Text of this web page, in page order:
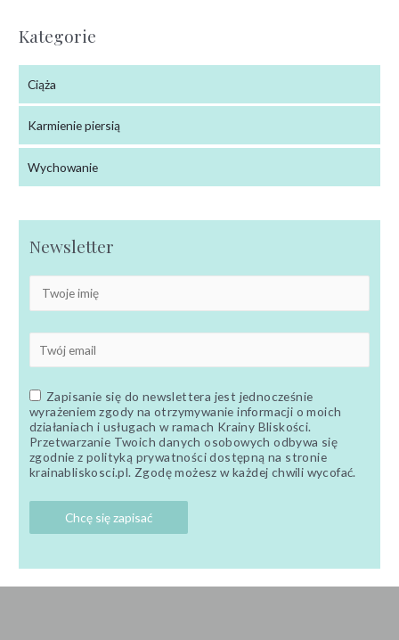
Kategorie
Ciąża
Karmienie piersią
Wychowanie
Newsletter
Zapisanie się do newslettera jest jednocześnie
wyrażeniem zgody na otrzymywanie informacji o moich
działaniach i usługach w ramach Krainy Bliskości.
Przetwarzanie Twoich danych osobowych odbywa się
zgodnie z polityką prywatności dostępną na stronie
krainabliskosci.pl. Zgodę możesz w każdej chwili wycofać.